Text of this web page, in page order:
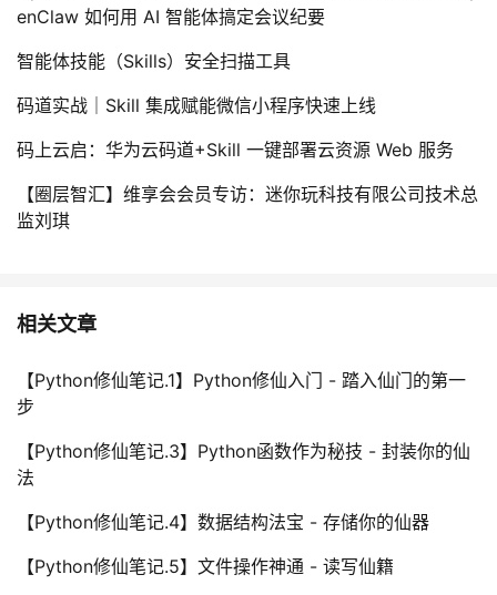
enClaw 如何用 AI 智能体搞定会议纪要
智能体技能（Skills）安全扫描工具
码道实战｜Skill 集成赋能微信小程序快速上线
码上云启：华为云码道+Skill 一键部署云资源 Web 服务
【圈层智汇】维享会会员专访：迷你玩科技有限公司技术总
监刘琪
相关文章
【Python修仙笔记.1】Python修仙入门 - 踏入仙门的第一
步
【Python修仙笔记.3】Python函数作为秘技 - 封装你的仙
法
【Python修仙笔记.4】数据结构法宝 - 存储你的仙器
【Python修仙笔记.5】文件操作神通 - 读写仙籍